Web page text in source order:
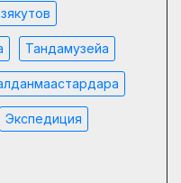
Тандамузейа
Экспедиция